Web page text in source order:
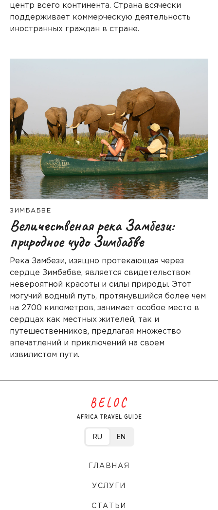
центр всего континента. Страна всячески
поддерживает коммерческую деятельность
иностранных граждан в стране.
ЗИМБАБВЕ
Bеличественая река Замбези:
природное чудо Зимбабве
Река Замбези, изящно протекающая через
сердце Зимбабве, является свидетельством
невероятной красоты и силы природы. Этот
могучий водный путь, протянувшийся более чем
на 2700 километров, занимает особое место в
сердцах как местных жителей, так и
путешественников, предлагая множество
впечатлений и приключений на своем
извилистом пути.
RU EN
ГЛАВНАЯ
УСЛУГИ
СТАТЬИ